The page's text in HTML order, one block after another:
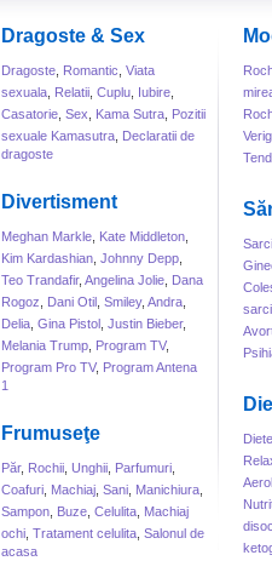
Dragoste & Sex
Dragoste Romantic Viata
sexuala Relatii Cuplu Iubire
Casatorie Sex Kama Sutra Pozitii
sexuale Kamasutra Declaratii de
dragoste
Divertisment
Meghan Markle Kate Middleton
Kim Kardashian Johnny Depp
Teo Trandafir, Angelina Jolie Dana
Rogoz
Dani Otil Smiley, Andra
Delia Gina Pistol Justin Bieber,
Melania Trump Program TV,
Program Pro TV, Program Antena
1
Frumuseţe
Păr, Rochii Unghii Parfumuri
Coafuri Machiaj Sani Manichiura
Sampon Buze Celulita Machiaj
ochi Tratament celulita Salonul de
acasa
Diete